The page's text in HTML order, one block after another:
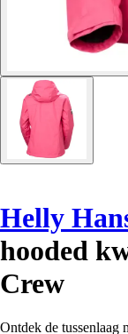
Helly
hooded
Crew
Ontdek de tussenlaag